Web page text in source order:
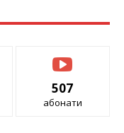
507
абонати